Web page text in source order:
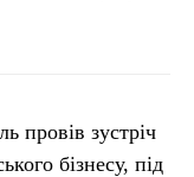
провів зустріч
бізнесу, під